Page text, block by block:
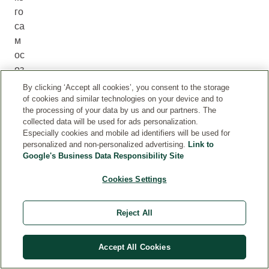
го
са
м
ос
оз
на
ни
пр
ос
ве
By clicking ‘Accept all cookies’, you consent to the storage
of cookies and similar technologies on your device and to
the processing of your data by us and our partners. The
collected data will be used for ads personalization.
Especially cookies and mobile ad identifiers will be used for
personalized and non-personalized advertising. Link to
Google's Business Data Responsibility Site
Cookies Settings
Reject All
Accept All Cookies